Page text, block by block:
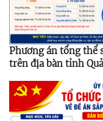
Phương án tổng thể
trên địa bàn tỉnh